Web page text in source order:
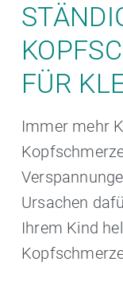
FÜR
Immer mehr
Ursachen
Ihrem Kind